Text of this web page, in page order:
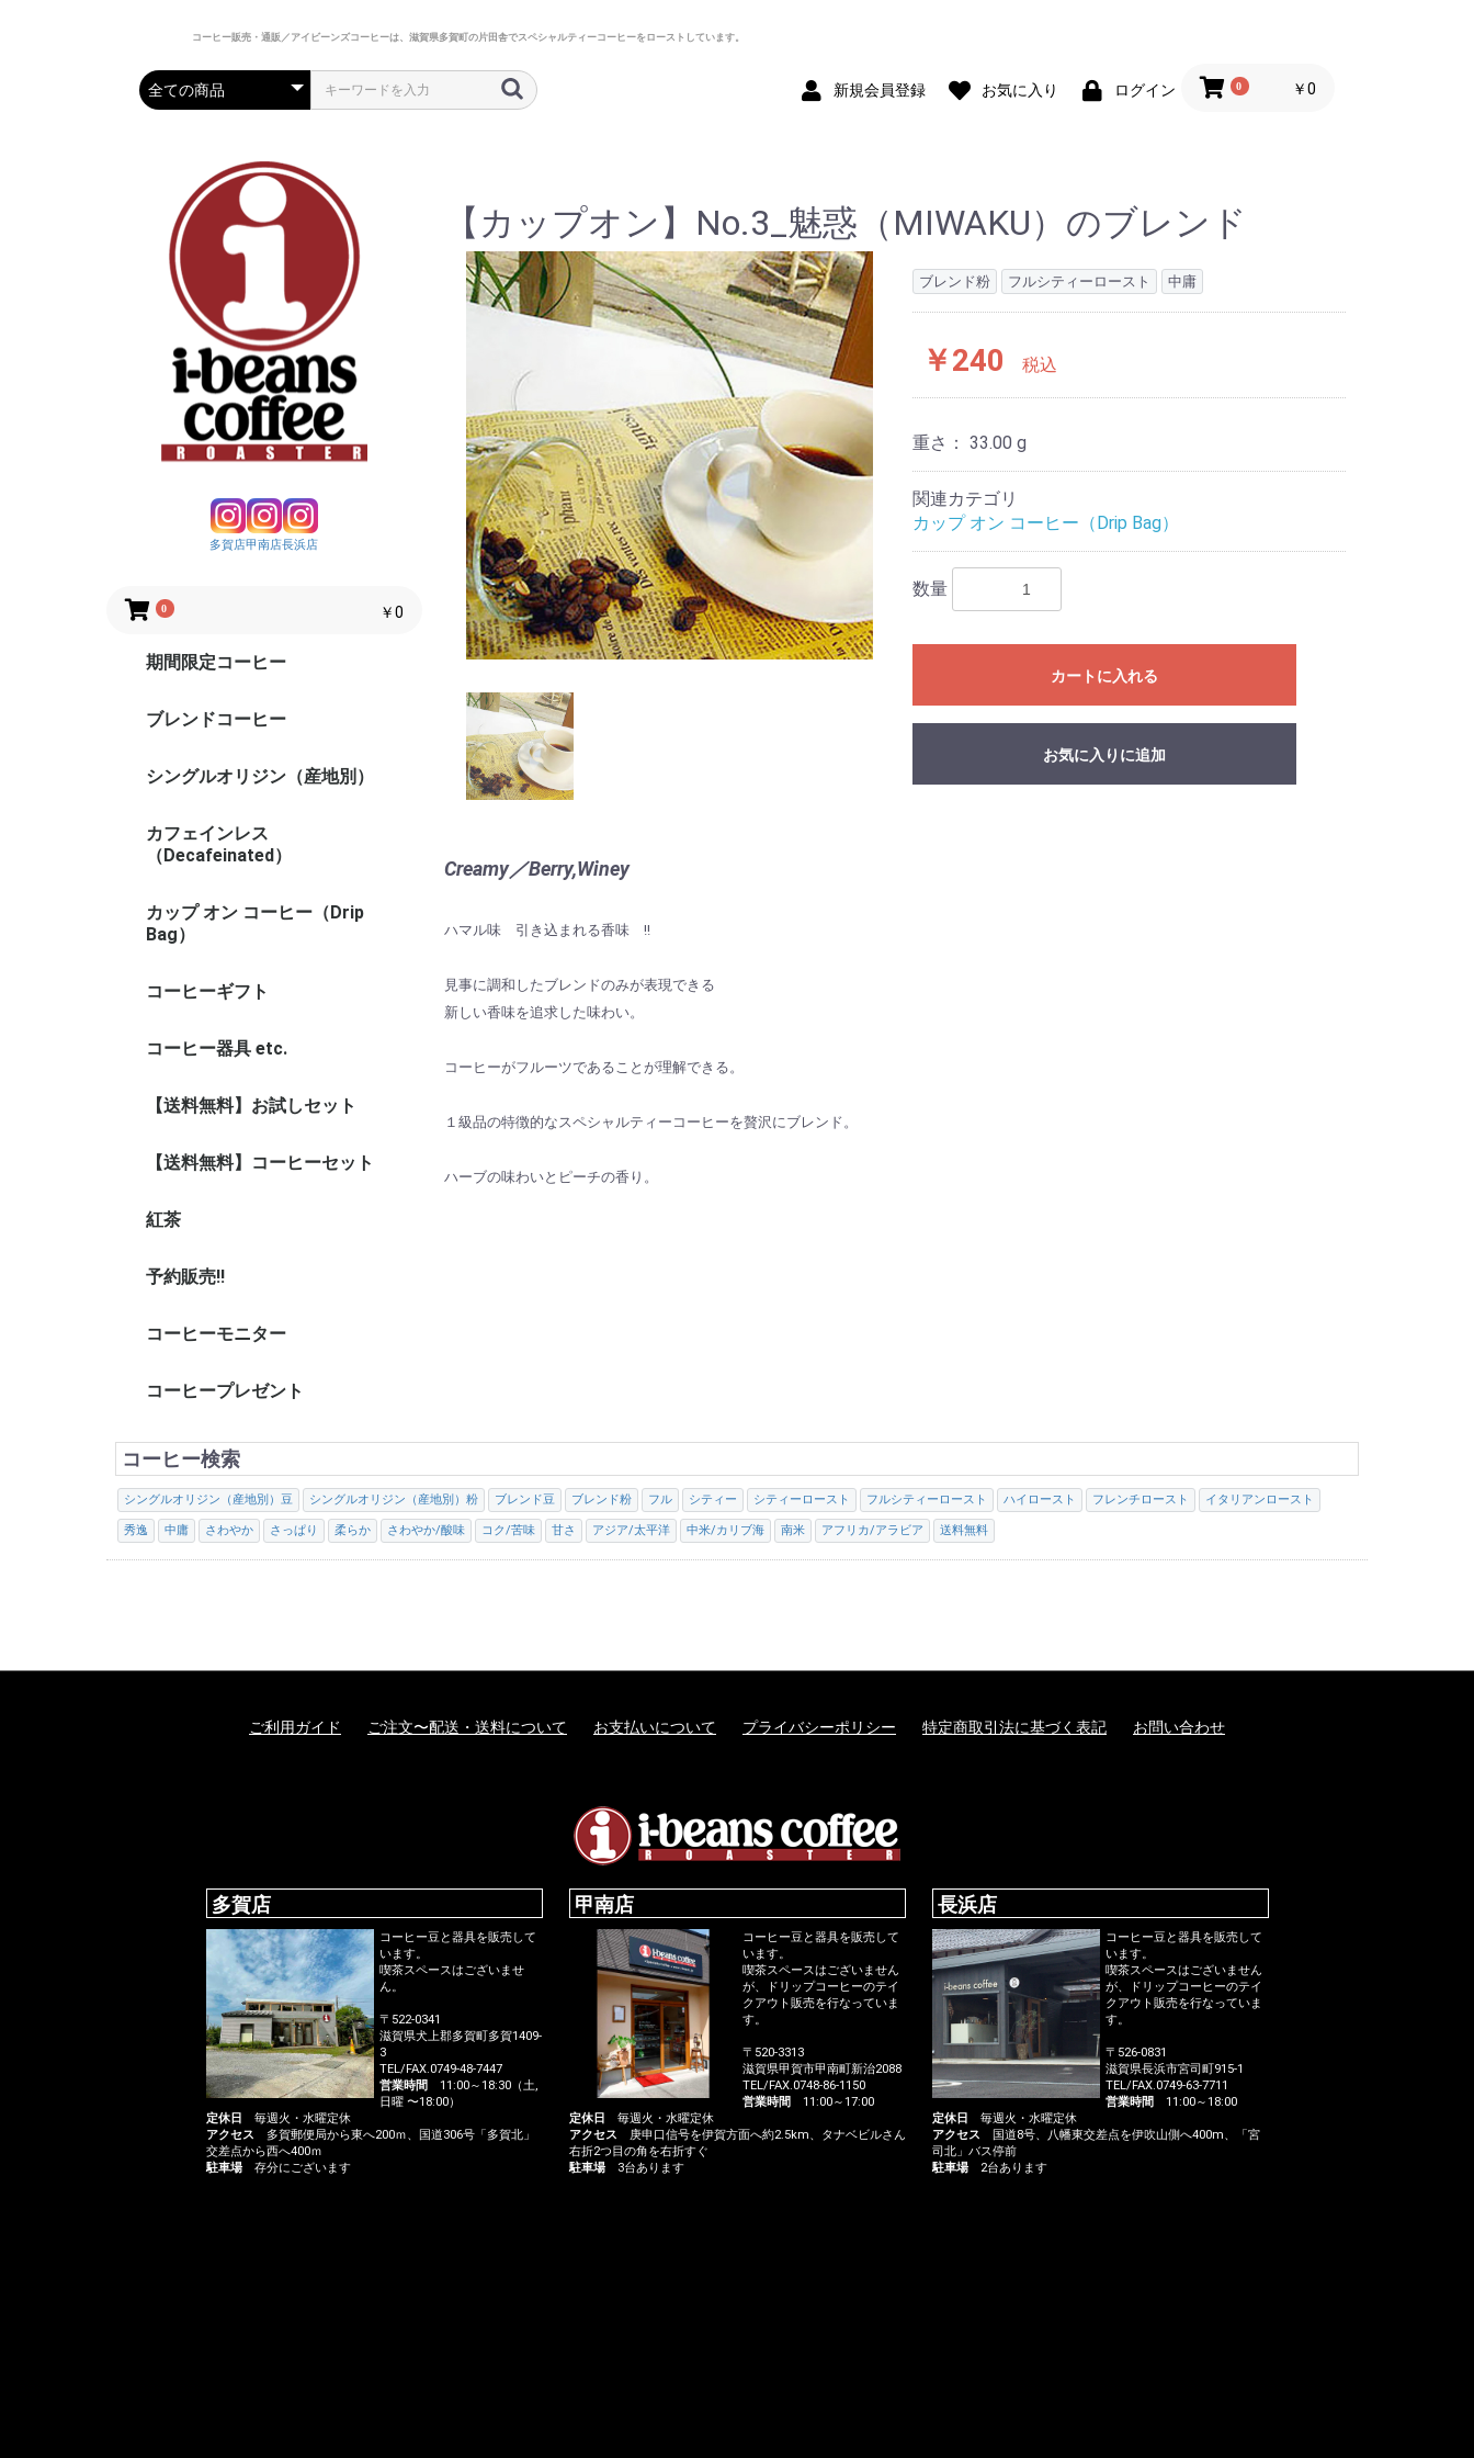
コーヒー販売・通販／アイビーンズコーヒーは、滋賀県多賀町の片田舎でスペシャルティーコーヒーをローストしています。
新規会員登録 お気に入り ログイン 0 ￥0
多賀店甲南店長浜店
0 ￥0
期間限定コーヒー
ブレンドコーヒー
シングルオリジン（産地別）
カフェインレス
（Decafeinated）
カップ オン コーヒー（Drip
Bag）
コーヒーギフト
コーヒー器具 etc.
【送料無料】お試しセット
【送料無料】コーヒーセット
紅茶
予約販売!!
コーヒーモニター
コーヒープレゼント
【カップオン】No.3_魅惑（MIWAKU）のブレンド
ブレンド粉 フルシティーロースト 中庸
￥240 税込
重さ： 33.00 g
関連カテゴリ
カップ オン コーヒー（Drip Bag）
数量
カートに入れる
お気に入りに追加
Creamy／Berry,Winey
ハマル味 引き込まれる香味 !!
見事に調和したブレンドのみが表現できる
新しい香味を追求した味わい。
コーヒーがフルーツであることが理解できる。
１級品の特徴的なスペシャルティーコーヒーを贅沢にブレンド。
ハーブの味わいとピーチの香り。
コーヒー検索
シングルオリジン（産地別）豆 シングルオリジン（産地別）粉 ブレンド豆 ブレンド粉 フル シティー シティーロースト フルシティーロースト ハイロースト フレンチロースト イタリアンロースト
秀逸 中庸 さわやか さっぱり 柔らか さわやか/酸味 コク/苦味 甘さ アジア/太平洋 中米/カリブ海 南米 アフリカ/アラビア 送料無料
ご利用ガイド ご注文〜配送・送料について お支払いについて プライバシーポリシー 特定商取引法に基づく表記 お問い合わせ
多賀店
コーヒー豆と器具を販売して
います。
喫茶スペースはございませ
ん。
〒522-0341
滋賀県犬上郡多賀町多賀1409-
3
TEL/FAX.0749-48-7447
営業時間 11:00～18:30（土,
日曜 〜18:00）
定休日
毎週火・水曜定休
アクセス 多賀郵便局から東へ200ｍ、国道306号「多賀北」
交差点から西へ400ｍ
駐車場存分にございます
甲南店
コーヒー豆と器具を販売して
います。
喫茶スペースはございません
が、ドリップコーヒーのテイ
クアウト販売を行なっていま
す。
〒520-3313
滋賀県甲賀市甲南町新治2088
TEL/FAX.0748-86-1150
営業時間 11:00～17:00
定休日
毎週火・水曜定休
アクセス 庚申口信号を伊賀方面へ約2.5km、タナベビルさん
右折2つ目の角を右折すぐ
駐車場3台あります
長浜店
コーヒー豆と器具を販売して
います。
喫茶スペースはございません
が、ドリップコーヒーのテイ
クアウト販売を行なっていま
す。
〒526-0831
滋賀県長浜市宮司町915-1
TEL/FAX.0749-63-7711
営業時間 11:00～18:00
定休日
毎週火・水曜定休
アクセス 国道8号、八幡東交差点を伊吹山側へ400m、「宮
司北」バス停前
駐車場2台あります